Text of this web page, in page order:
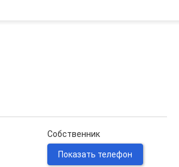
Собственник
Показать телефон